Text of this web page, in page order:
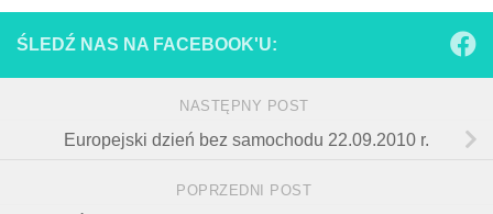
ŚLEDŹ NAS NA FACEBOOK'U:
NASTĘPNY POST
Europejski dzień bez samochodu 22.09.2010 r.
POPRZEDNI POST